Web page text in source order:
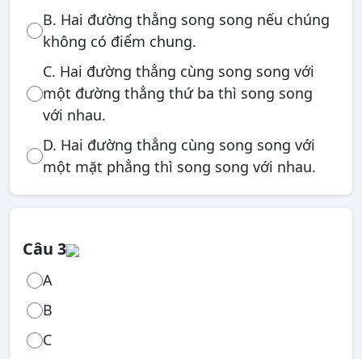
B. Hai đường thẳng song song nếu chúng
không có điểm chung.
C. Hai đường thẳng cùng song song với
một đường thẳng thứ ba thì song song
với nhau.
D. Hai đường thẳng cùng song song với
một mặt phẳng thì song song với nhau.
Câu 3
A
B
C